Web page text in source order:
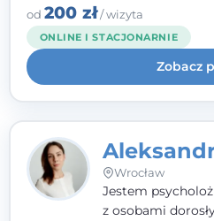
szacunkiem dla
każdego
czteroletniej
poznawczo-
rekomendowanej
od 200 zł/ wizyta
ONLINE I STACJONARNIE
Zobacz
Wrocław
Jestem
z osobami